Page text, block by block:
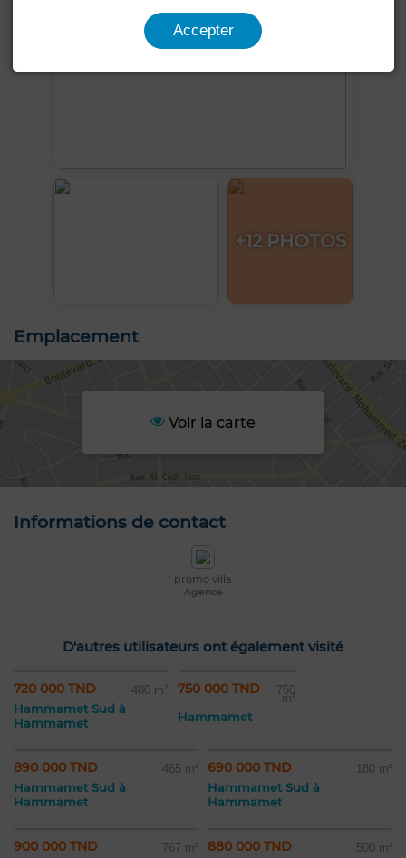
+12 PHOTOS
Emplacement
Voir la carte
Informations de contact
promo villa
Agence
D'autres utilisateurs ont également visité
720 000 TND 480 m²
Hammamet Sud à
Hammamet
750 000 TND 750
m²
Hammamet
890 000 TND 465 m²
Hammamet Sud à
Hammamet
690 000 TND 180 m²
Hammamet Sud à
Hammamet
900 000 TND 767 m² 880 000 TND 500 m²
Accepter